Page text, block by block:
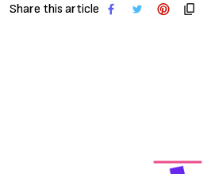
Share this article